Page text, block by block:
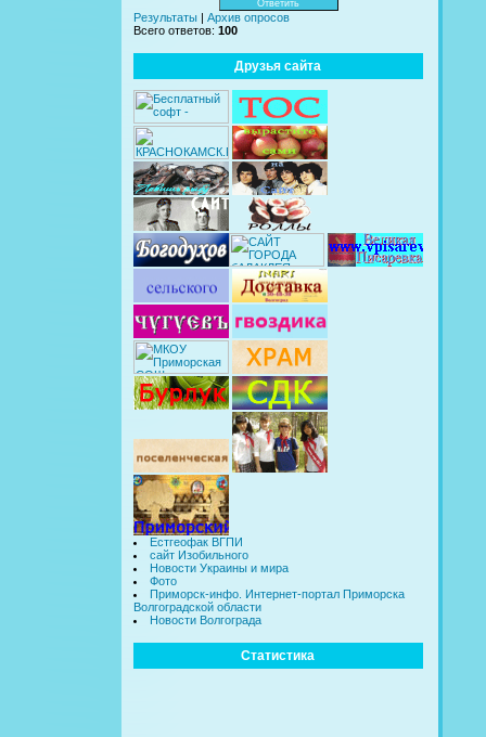
Результаты
Архив опросов
Всего ответов: 100
Друзья сайта
Естгеофак ВГПИ
сайт Изобильного
Новости Украины и мира
Фото
Приморск-инфо. Интернет-портал Приморска
Волгоградской области
Новости Волгограда
Статистика